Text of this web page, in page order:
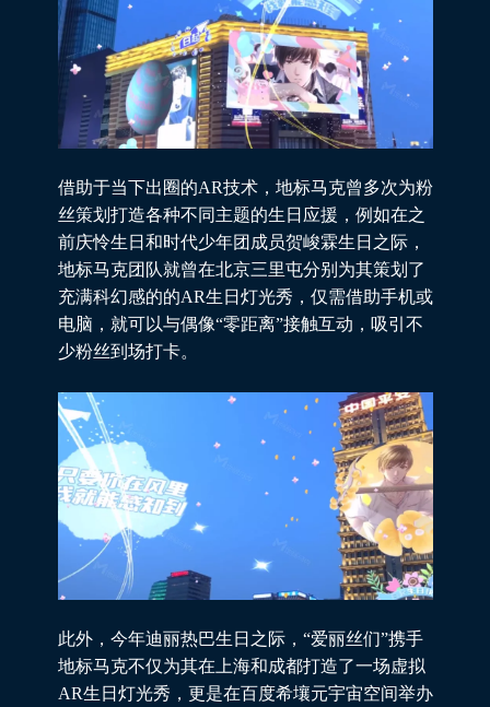
借助于当下出圈的AR技术，地标马克曾多次为粉
丝策划打造各种不同主题的生日应援，例如在之
前庆怜生日和时代少年团成员贺峻霖生日之际，
地标马克团队就曾在北京三里屯分别为其策划了
充满科幻感的的AR生日灯光秀，仅需借助手机或
电脑，就可以与偶像“零距离”接触互动，吸引不
少粉丝到场打卡。
此外，今年迪丽热巴生日之际，“爱丽丝们”携手
地标马克不仅为其在上海和成都打造了一场虚拟
AR生日灯光秀，更是在百度希壤元宇宙空间举办